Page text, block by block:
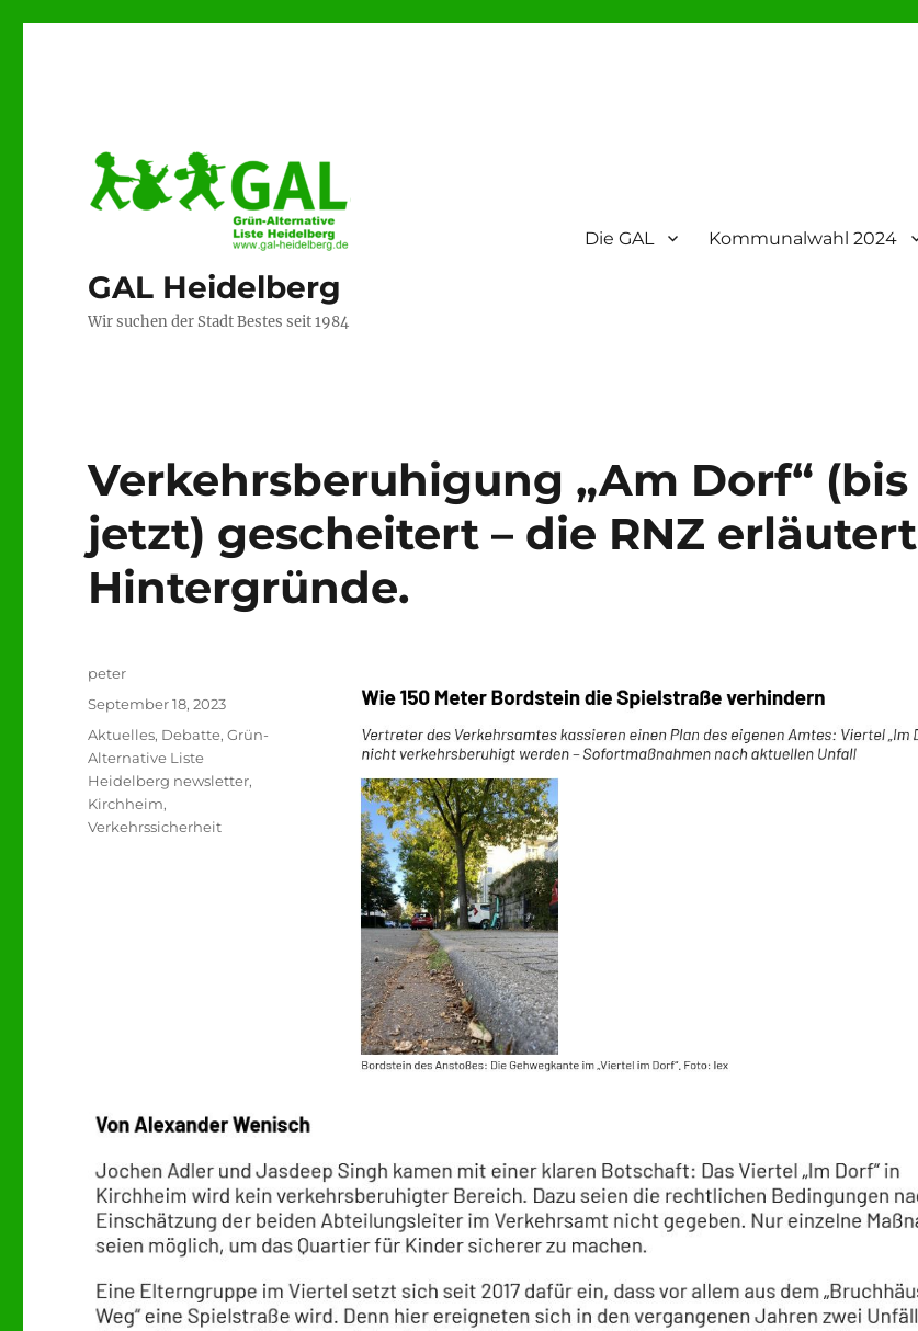
GAL Heidelberg
Wir suchen der Stadt Bestes seit 1984
Die GAL Kommunalwahl 2024
Verkehrsberuhigung „Am Dorf“ (bis
jetzt) gescheitert – die RNZ erläutert
Hintergründe.
Autor
peter
Veröffentlicht
am
September 18, 2023
Kategorien
Aktuelles, Debatte,Grün-
Alternative Liste
Heidelberg newsletter,
Kirchheim,
Verkehrssicherheit